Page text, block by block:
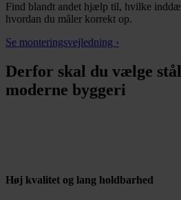
Find blandt andet hjælp til, hvilke
hvordan du måler korrekt op.
Se monteringsvejledning ›
Derfor skal du vælge
moderne byggeri
Høj kvalitet og lang holdbarhed